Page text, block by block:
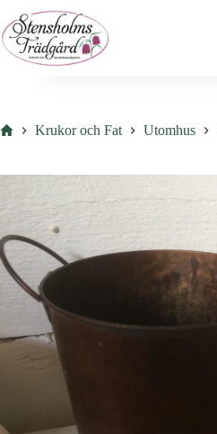
to
content
HemKrukor och Fat Utomhus